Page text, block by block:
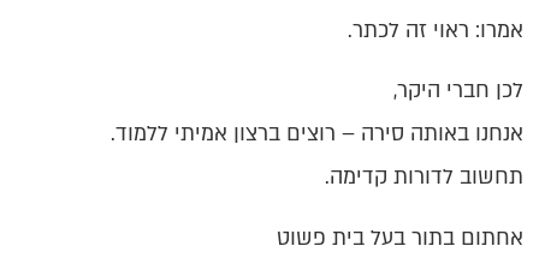
אמרו: ראוי זה לכתר.
לכן חברי היקר,
אנחנו באותה סירה – רוצים ברצון אמיתי ללמוד.
תחשוב לדורות קדימה.
אחתום בתור בעל בית פשוט